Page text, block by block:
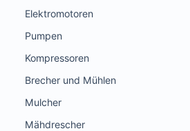
Elektromotoren
Pumpen
Kompressoren
Brecher und Mühlen
Mulcher
Mähdrescher